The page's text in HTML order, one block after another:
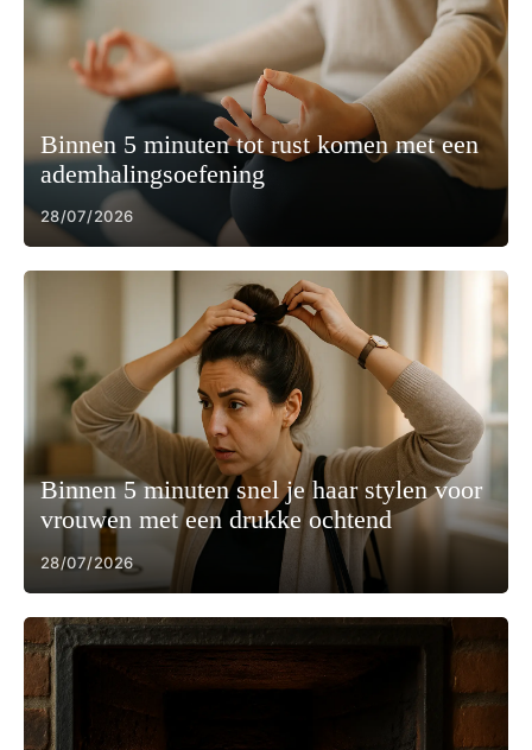
Binnen 5 minuten tot rust komen met een
ademhalingsoefening
28/07/2026
Binnen 5 minuten snel je haar stylen voor
vrouwen met een drukke ochtend
28/07/2026